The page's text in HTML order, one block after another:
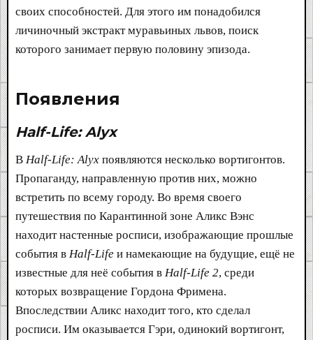
своих способностей. Для этого им понадобился
личиночный экстракт муравьиных львов, поиск
которого занимает первую половину эпизода.
Появления​
Half-Life: Alyx
В Half-Life: Alyx появляются несколько вортигонтов.
Пропаганду, направленную против них, можно
встретить по всему городу. Во время своего
путешествия по Карантинной зоне Аликс Вэнс
находит настенные росписи, изображающие прошлые
события в Half-Life и намекающие на будущие, ещё не
известные для неё события в Half-Life 2, среди
которых возвращение Гордона Фримена.
Впоследствии Аликс находит того, кто сделал
росписи. Им оказывается Гэри, одинокий вортигонт,